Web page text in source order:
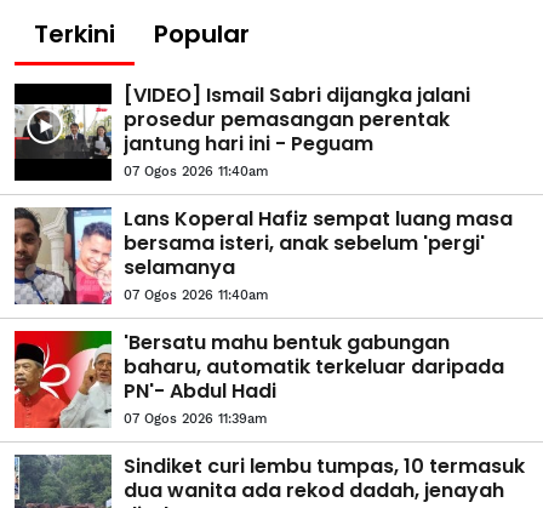
Terkini Popular
[VIDEO] Ismail Sabri dijangka jalani
prosedur pemasangan perentak
jantung hari ini - Peguam
07 Ogos 2026 11:40am
Lans Koperal Hafiz sempat luang masa
bersama isteri, anak sebelum 'pergi'
selamanya
07 Ogos 2026 11:40am
'Bersatu mahu bentuk gabungan
baharu, automatik terkeluar daripada
PN'- Abdul Hadi
07 Ogos 2026 11:39am
Sindiket curi lembu tumpas, 10 termasuk
dua wanita ada rekod dadah, jenayah